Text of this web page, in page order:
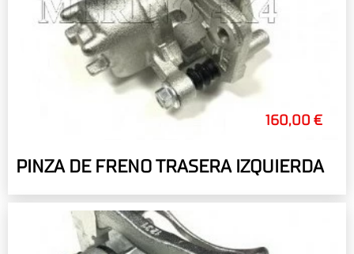
160,00 €
PINZA DE FRENO TRASERA IZQUIERDA